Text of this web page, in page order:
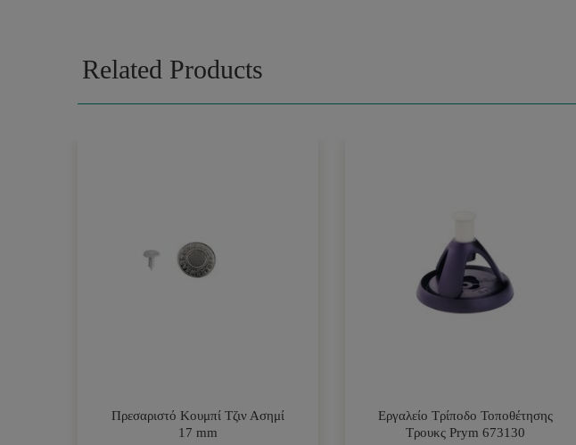
Related Products
Πρεσαριστό Κουμπί Τζιν Ασημί
17 mm
Εργαλείο Τρίποδο Τοποθέτησης
Τρουκς Prym 673130